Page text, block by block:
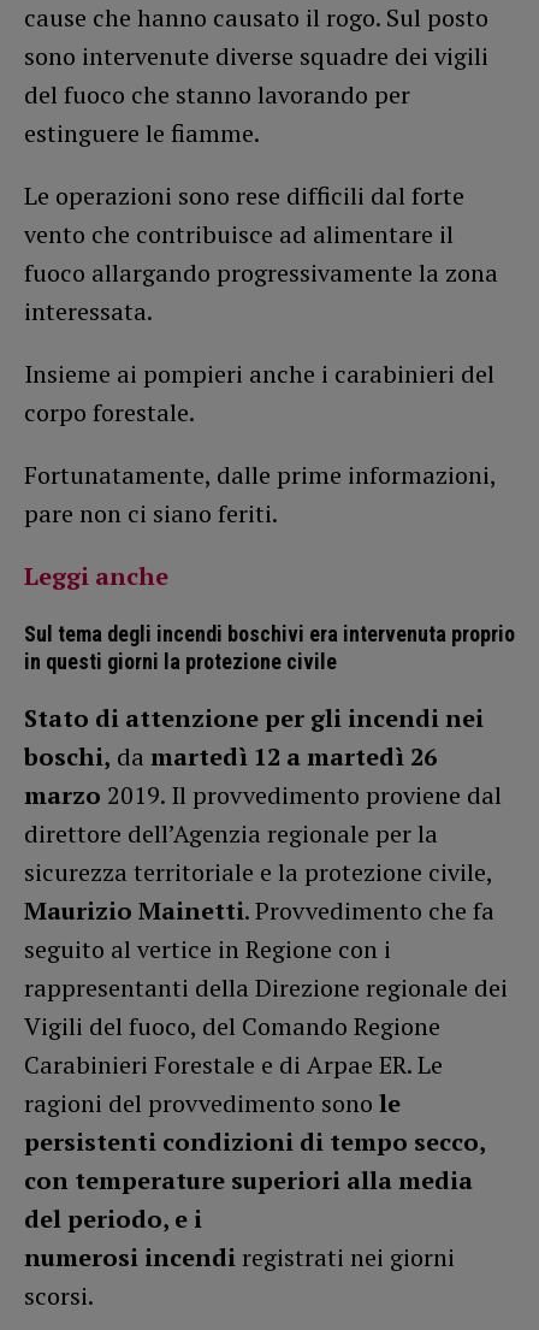
cause che hanno causato il rogo. Sul posto
sono intervenute diverse squadre dei vigili
del fuoco che stanno lavorando per
estinguere le fiamme.
Le operazioni sono rese difficili dal forte
vento che contribuisce ad alimentare il
fuoco allargando progressivamente la zona
interessata.
Insieme ai pompieri anche i carabinieri del
corpo forestale.
Fortunatamente, dalle prime informazioni,
pare non ci siano feriti.
Leggi anche
Sul tema degli incendi boschivi era intervenuta proprio
in questi giorni la protezione civile
Stato di attenzione per gli incendi nei
boschi, da martedì 12 a martedì 26
marzo 2019. Il provvedimento proviene dal
direttore dell’Agenzia regionale per la
sicurezza territoriale e la protezione civile,
Maurizio Mainetti. Provvedimento che fa
seguito al vertice in Regione con i
rappresentanti della Direzione regionale dei
Vigili del fuoco, del Comando Regione
Carabinieri Forestale e di Arpae ER. Le
ragioni del provvedimento sono le
persistenti condizioni di tempo secco,
con temperature superiori alla media
del periodo, e i
numerosi incendi registrati nei giorni
scorsi.